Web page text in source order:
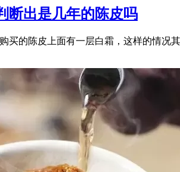
断出是几年的陈皮吗
买的陈皮上面有一层白霜，这样的情况